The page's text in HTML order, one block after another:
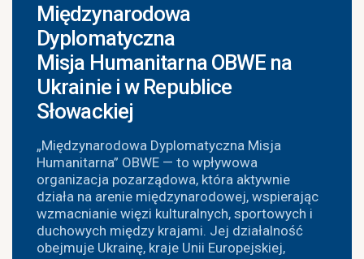
Międzynarodowa
Dyplomatyczna
Misja Humanitarna OBWE na
Ukrainie i w Republice
Słowackiej
„Międzynarodowa Dyplomatyczna Misja
Humanitarna” OBWE — to wpływowa
organizacja pozarządowa, która aktywnie
działa na arenie międzynarodowej, wspierając
wzmacnianie więzi kulturalnych, sportowych i
duchowych między krajami. Jej działalność
obejmuje Ukrainę, kraje Unii Europejskiej,